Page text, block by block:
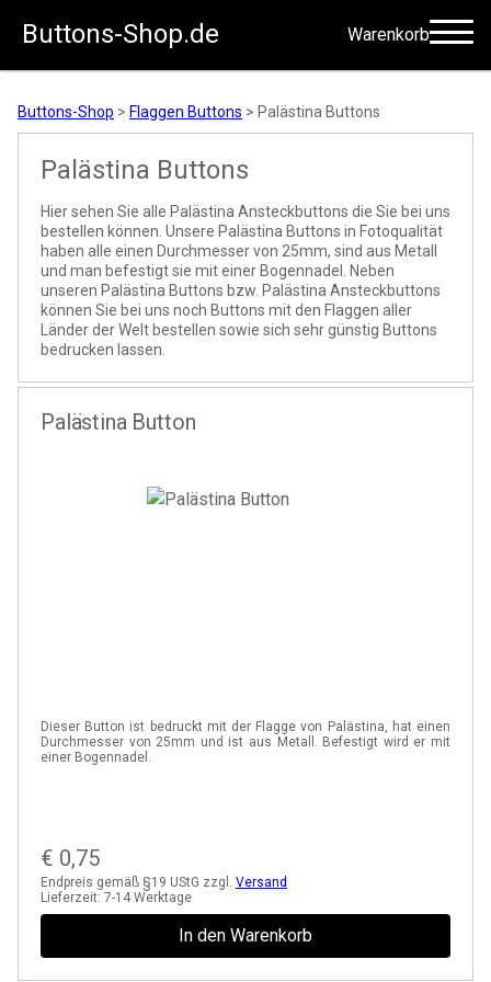
Zum Inhalt springen
Buttons-Shop.de Warenkorb
Buttons-Shop > Flaggen Buttons > Palästina Buttons
Palästina Buttons
Hier sehen Sie alle Palästina Ansteckbuttons die Sie bei uns
bestellen können. Unsere Palästina Buttons in Fotoqualität
haben alle einen Durchmesser von 25mm, sind aus Metall
und man befestigt sie mit einer Bogennadel. Neben
unseren Palästina Buttons bzw. Palästina Ansteckbuttons
können Sie bei uns noch Buttons mit den Flaggen aller
Länder der Welt bestellen sowie sich sehr günstig Buttons
bedrucken lassen.
Palästina Button
Dieser Button ist bedruckt mit der Flagge von Palästina, hat einen
Durchmesser von 25mm und ist aus Metall. Befestigt wird er mit
einer Bogennadel.
€ 0,75
Endpreis gemäß §19 UStG zzgl. Versand
Lieferzeit: 7-14 Werktage
In den Warenkorb